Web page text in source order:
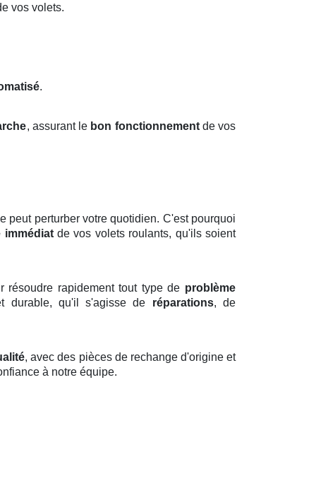
vos volets.
.
, assurant le bon fonctionnementde vos
peut perturber votre quotidien. C'est pourquoi
immédiatde vos volets roulants, qu'ils soient
rapidement tout type de problème
durable, qu'il s'agisse de réparations, de
, avec des pièces de rechange d'origine et
à notre équipe.